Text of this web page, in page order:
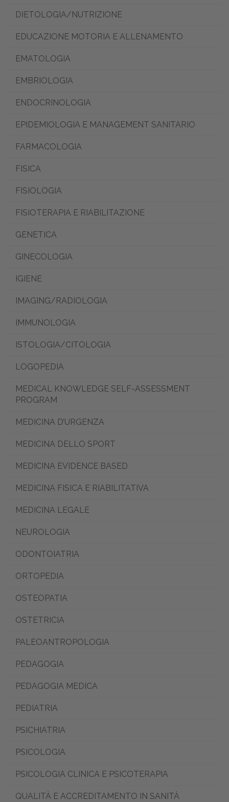
DIETOLOGIA/NUTRIZIONE
EDUCAZIONE MOTORIA E ALLENAMENTO
EMATOLOGIA
EMBRIOLOGIA
ENDOCRINOLOGIA
EPIDEMIOLOGIA E MANAGEMENT SANITARIO
FARMACOLOGIA
FISICA
FISIOLOGIA
FISIOTERAPIA E RIABILITAZIONE
GENETICA
GINECOLOGIA
IGIENE
IMAGING/RADIOLOGIA
IMMUNOLOGIA
ISTOLOGIA/CITOLOGIA
LOGOPEDIA
MEDICAL KNOWLEDGE SELF-ASSESSMENT
PROGRAM
MEDICINA D’URGENZA
MEDICINA DELLO SPORT
MEDICINA EVIDENCE BASED
MEDICINA FISICA E RIABILITATIVA
MEDICINA LEGALE
NEUROLOGIA
ODONTOIATRIA
ORTOPEDIA
OSTEOPATIA
OSTETRICIA
PALEOANTROPOLOGIA
PEDAGOGIA
PEDAGOGIA MEDICA
PEDIATRIA
PSICHIATRIA
PSICOLOGIA
PSICOLOGIA CLINICA E PSICOTERAPIA
QUALITÀ E ACCREDITAMENTO IN SANITÀ